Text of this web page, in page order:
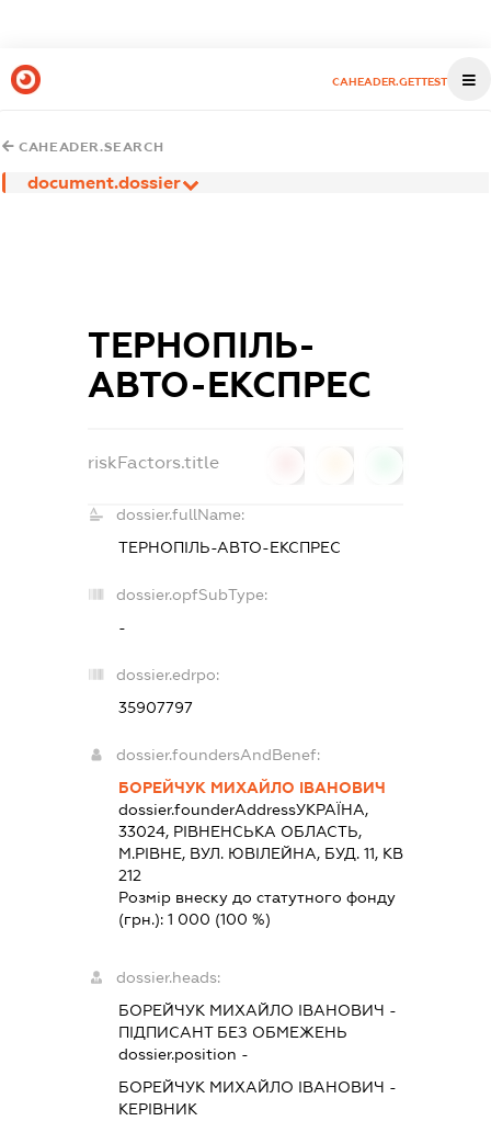
CAHEADER.GETTEST
CAHEADER.SEARCH
document.dossier
ТЕРНОПІЛЬ-
АВТО-ЕКСПРЕС
riskFactors.title
dossier.fullName:
ТЕРНОПІЛЬ-АВТО-ЕКСПРЕС
dossier.opfSubType:
-
dossier.edrpo:
35907797
dossier.foundersAndBenef:
БОРЕЙЧУК МИХАЙЛО ІВАНОВИЧ
dossier.founderAddressУКРАЇНА,
33024, РIВНЕНСЬКА ОБЛАСТЬ,
М.РІВНЕ, ВУЛ. ЮВІЛЕЙНА, БУД. 11, КВ
212
Розмір внеску до статутного фонду
(грн.): 1 000 (100 %)
dossier.heads:
БОРЕЙЧУК МИХАЙЛО ІВАНОВИЧ -
ПІДПИСАНТБЕЗ ОБМЕЖЕНЬ
dossier.position -
БОРЕЙЧУК МИХАЙЛО ІВАНОВИЧ -
КЕРІВНИК